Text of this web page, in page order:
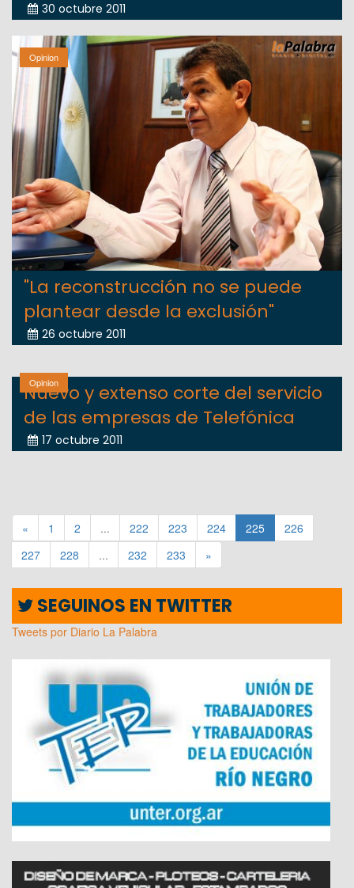
30 octubre 2011
Opinion
"La reconstrucción no se puede
plantear desde la exclusión"
26 octubre 2011
Opinion
Nuevo y extenso corte del servicio
de las empresas de Telefónica
17 octubre 2011
« 1 2 ... 222 223 224 225
226
227
228 ... 232 233 »
SEGUINOS EN TWITTER
Tweets por Diario La Palabra